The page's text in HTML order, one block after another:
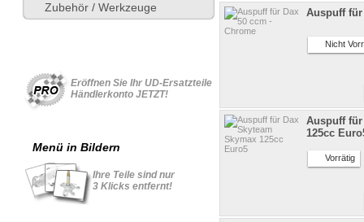
Zubehör / Werkzeuge
Eröffnen Sie Ihr UD-Ersatzteile
Händlerkonto JETZT!
Menü in Bildern
Ihre Teile sind nur
3 Klicks entfernt!
Auspuff für
Nicht
Auspuff für
125cc
Vorrätig